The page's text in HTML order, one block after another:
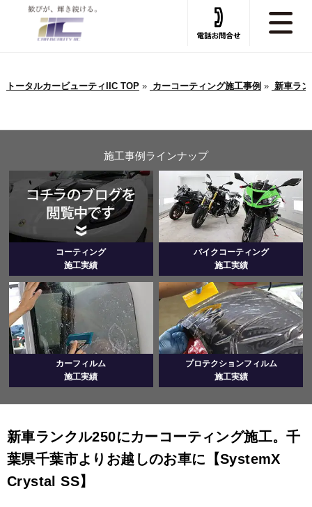
トータルカービューティIIC TOP» カーコーティング施工事例 » 新車ラ
施工事例ラインナップ
コーティング
施工実績
バイクコーティング
施工実績
カーフィルム
施工実績
プロテクションフィルム
施工実績
新車ランクル250にカーコーティング施工。千
葉県千葉市よりお越しのお車に【SystemX
Crystal SS】